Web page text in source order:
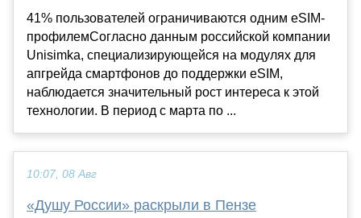
41% пользователей ограничиваются одним eSIM-
профилемСогласно данным российской компании
Unisimka, специализирующейся на модулях для
апгрейда смартфонов до поддержки eSIM,
наблюдается значительный рост интереса к этой
технологии. В период с марта по ...
10:07, 08 Авг
«Душу России» раскрыли в Пензе